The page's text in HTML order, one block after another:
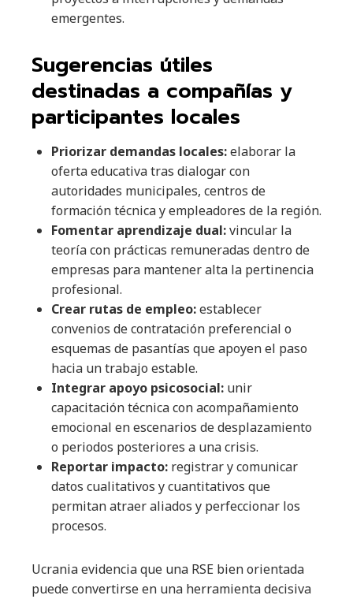
emergentes.
Sugerencias útiles
destinadas a compañías y
participantes locales
Priorizar demandas locales:elaborar la
oferta educativa tras dialogar con
autoridades municipales, centros de
formación técnica y empleadores de la región.
Fomentar aprendizaje dual:vincular la
teoría con prácticas remuneradas dentro de
empresas para mantener alta la pertinencia
profesional.
Crear rutas de empleo:establecer
convenios de contratación preferencial o
esquemas de pasantías que apoyen el paso
hacia un trabajo estable.
Integrar apoyo psicosocial: unir
capacitación técnica con acompañamiento
emocional en escenarios de desplazamiento
o periodos posteriores a una crisis.
Reportar impacto: registrar y comunicar
datos cualitativos y cuantitativos que
permitan atraer aliados y perfeccionar los
procesos.
Ucrania evidencia que una RSE bien orientada
puede convertirse en una herramienta decisiva